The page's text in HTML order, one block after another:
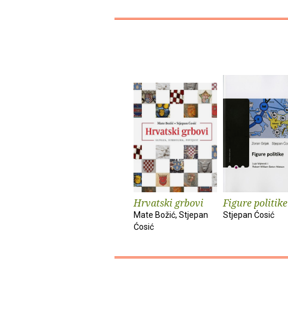
Hrvatski grbovi
Mate Božić, Stjepan
Ćosić
Figure politike
Stjepan Ćosić